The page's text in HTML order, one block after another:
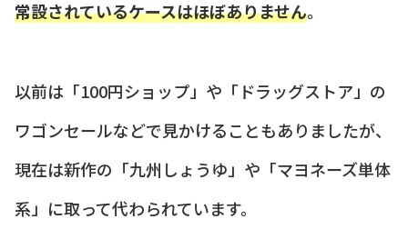
常設されているケースはほぼありません。
以前は「100円ショップ」や「ドラッグストア」の
ワゴンセールなどで見かけることもありましたが、
現在は新作の「九州しょうゆ」や「マヨネーズ単体
系」に取って代わられています。